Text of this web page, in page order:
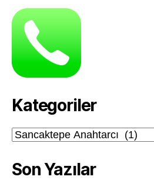
Kategoriler
Kategoriler
Son Yazılar